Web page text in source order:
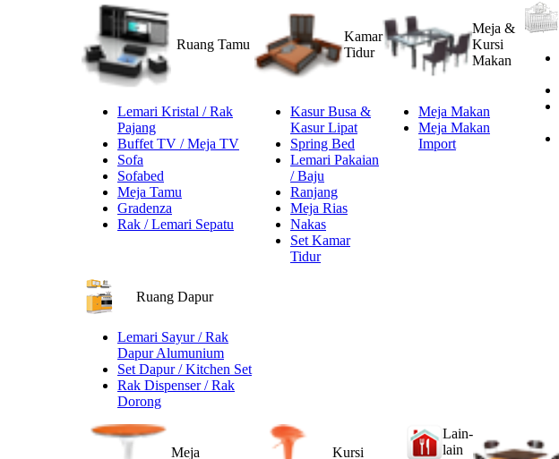
Ruang Tamu
Lemari Kristal / Rak
Pajang
Buffet TV / Meja TV
Sofa
Sofabed
Meja Tamu
Gradenza
Rak / Lemari Sepatu
Kamar
Tidur
Kasur Busa &
Kasur Lipat
Spring Bed
Lemari Pakaian
/ Baju
Ranjang
Meja Rias
Nakas
Set Kamar
Tidur
Meja &
Kursi
Makan
Meja Makan
Meja Makan
Import
Ruang Dapur
Lemari Sayur / Rak
Dapur Alumunium
Set Dapur / Kitchen Set
Rak Dispenser / Rak
Dorong
Meja
Kursi
Lain-
lain